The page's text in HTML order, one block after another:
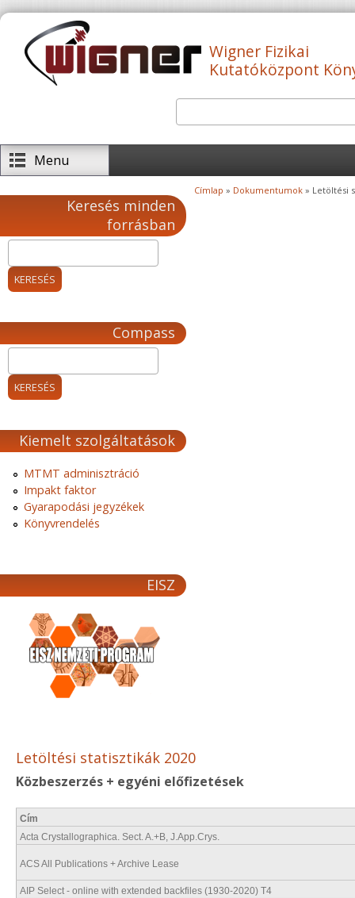
Ugrás a tartalomra
Wigner Fizikai
Kutatóközpont
Keresés űrlap
Menu
Keresés minden
forrásban
Compass
Kiemelt szolgáltatások
MTMT adminisztráció
Impakt faktor
Gyarapodási jegyzékek
Könyvrendelés
EISZ
Jelenlegi hely
Címlap » Dokumentumok » Letöltési
Letöltési statisztikák 2020
Közbeszerzés + egyéni előfizetések
Cím
Acta Crystallographica. Sect. A.+B, J.App.Crys.
ACS All Publications + Archive Lease
AIP Select - online with extended backfiles (1930-2020) T4